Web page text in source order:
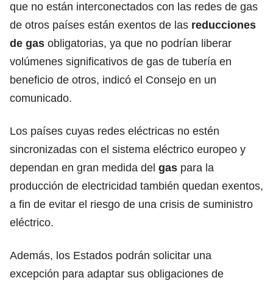
que no están interconectados con las redes de gas
de otros países están exentos de las reducciones
de gas obligatorias, ya que no podrían liberar
volúmenes significativos de gas de tubería en
beneficio de otros, indicó el Consejo en un
comunicado.
Los países cuyas redes eléctricas no estén
sincronizadas con el sistema eléctrico europeo y
dependan en gran medida del gas para la
producción de electricidad también quedan exentos,
a fin de evitar el riesgo de una crisis de suministro
eléctrico.
Además, los Estados podrán solicitar una
excepción para adaptar sus obligaciones de